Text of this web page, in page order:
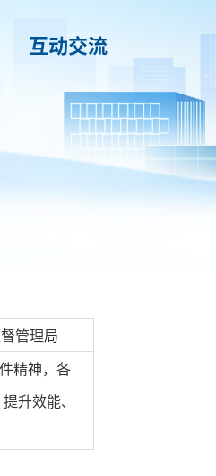
互动交流
管理局
精神，各
升效能、